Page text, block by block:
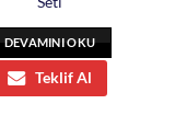
DEVAMINI OKU
Teklif Al